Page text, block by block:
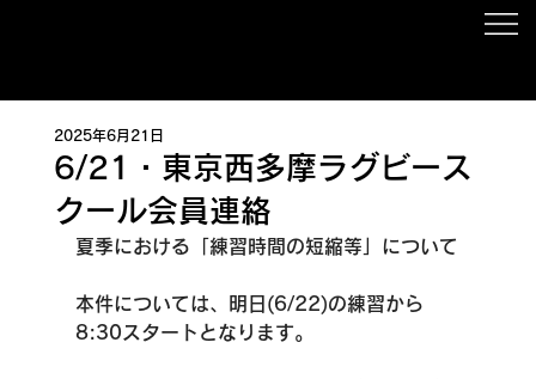
6/21・東京西多摩ラグビース
クール会員連絡
2025年6月21日
夏季における「練習時間の短縮等」について
本件については、明日(6/22)の練習から
8:30スタートとなります。